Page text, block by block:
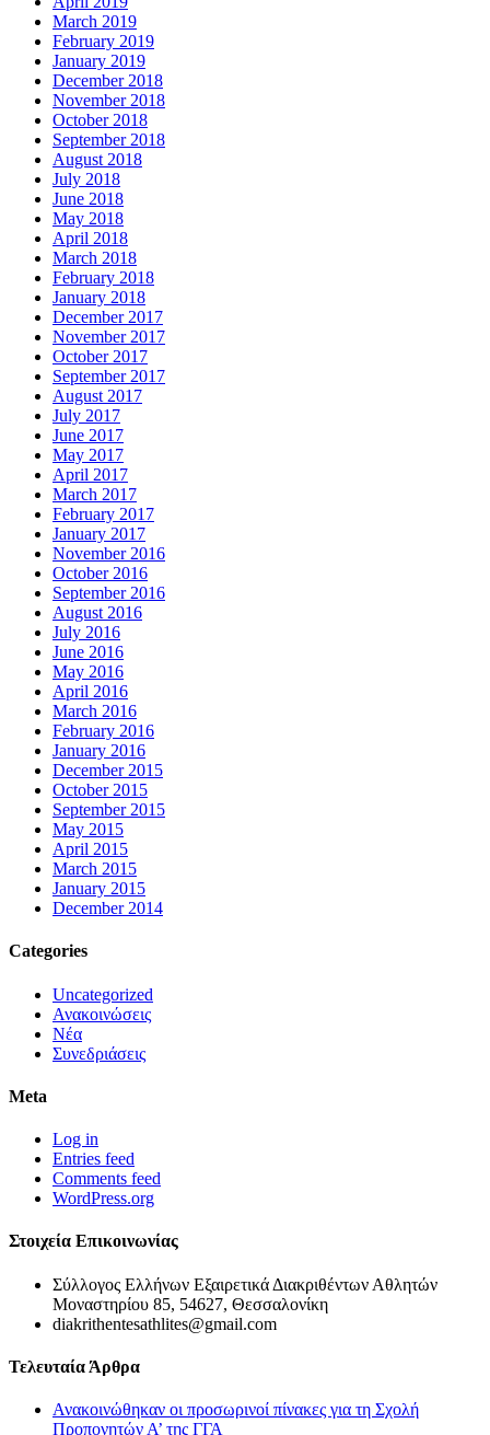
March 2019
February 2019
January 2019
December 2018
November 2018
October 2018
September 2018
August 2018
July 2018
June 2018
May 2018
April 2018
March 2018
February 2018
January 2018
December 2017
November 2017
October 2017
September 2017
August 2017
July 2017
June 2017
May 2017
April 2017
March 2017
February 2017
January 2017
November 2016
October 2016
September 2016
August 2016
July 2016
June 2016
May 2016
April 2016
March 2016
February 2016
January 2016
December 2015
October 2015
September 2015
May 2015
April 2015
March 2015
January 2015
December 2014
Categories
Uncategorized
Ανακοινώσεις
Νέα
Συνεδριάσεις
Meta
Log in
Entries feed
Comments feed
WordPress.org
Στοιχεία Επικοινωνίας
Σύλλογος Ελλήνων Εξαιρετικά Διακριθέντων Αθλητών
Μοναστηρίου 85, 54627, Θεσσαλονίκη
diakrithentesathlites@gmail.com
Τελευταία Άρθρα
Ανακοινώθηκαν οι προσωρινοί πίνακες για τη Σχολή
Προπονητών Α’ της ΓΓΑ